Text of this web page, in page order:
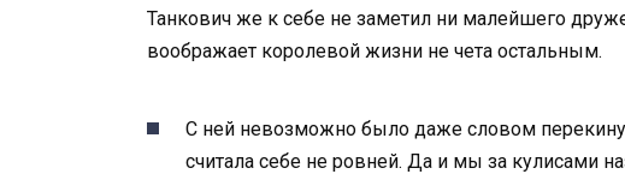
Танкович же к себе не заметил ни малейшего
воображает королевой жизни не чета остальным.
С ней невозможно было даже словом
считала себе не ровней. Да и мы за кулисами